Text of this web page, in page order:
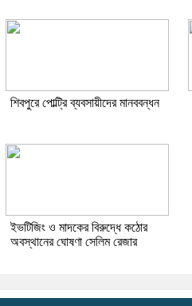
শিবপুরে পোল্ট্রি ব্যবসায়ীদের মানববন্ধন
ইভটিজিং ও মাদকের বিরুদ্ধে কঠোর
অবস্থানের ঘোষণা সেলিম রেজার